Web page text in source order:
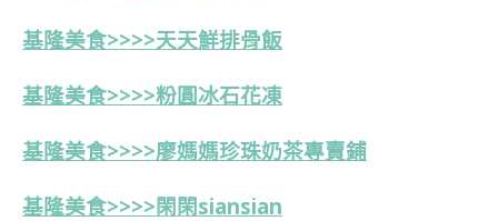
基隆美食>>>>天天鮮排骨飯
基隆美食>>>>粉圓冰石花凍
基隆美食>>>>廖媽媽珍珠奶茶專賣鋪
基隆美食>>>>閑閑siansian